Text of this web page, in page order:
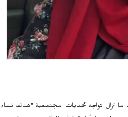
ما تزال تواجه تحديات مجتمعية "هناك نساء